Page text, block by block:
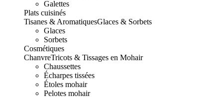
Galettes
Plats cuisinés
Tisanes & AromatiquesGlaces & Sorbets
Glaces
Sorbets
Cosmétiques
ChanvreTricots & Tissages en Mohair
Chaussettes
Écharpes tissées
Étoles mohair
Pelotes mohair